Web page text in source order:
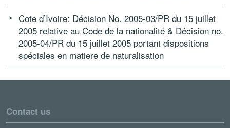
Cote d’Ivoire: Décision No. 2005-03/PR du 15 juillet
2005 relative au Code de la nationalité & Décision no.
2005-04/PR du 15 juillet 2005 portant dispositions
spéciales en matiere de naturalisation
Contact us